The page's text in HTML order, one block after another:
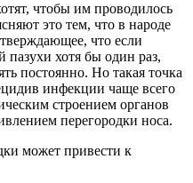
чтобы им проводилось
это тем, что в народе
что если
хотя бы один раз,
постоянно. Но такая точка
инфекции чаще всего
строением органов
перегородки носа.
может привести к